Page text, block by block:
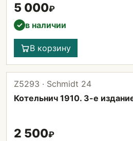
5 000₽
✓ в наличии
В корзину
Z5293 · Schmidt 24
Котельнич 1910. 3-е
2 500₽